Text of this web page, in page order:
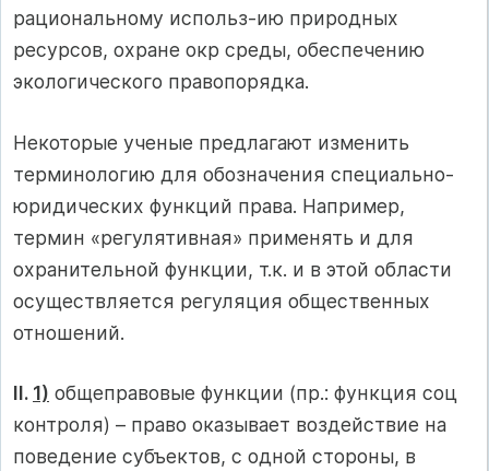
рациональному использ-ию природных
ресурсов, охране окр среды, обеспечению
экологического правопорядка.
Некоторые ученые предлагают изменить
терминологию для обозначения специально-
юридических функций права. Например,
термин «регулятивная» применять и для
охранительной функции, т.к. и в этой области
осуществляется регуляция общественных
отношений.
II. 1) общеправовые функции (пр.: функция соц
контроля) – право оказывает воздействие на
поведение субъектов, с одной стороны, в